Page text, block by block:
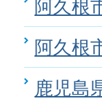
阿久根
阿久根
鹿児島